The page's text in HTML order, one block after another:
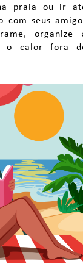
praia ou ir
com seus
organize
o calor fora